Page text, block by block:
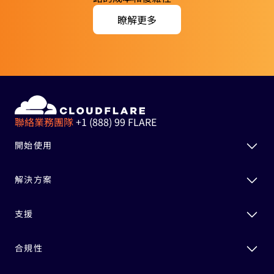
瞭解更多
聯絡業務團隊+1 (888) 99 FLARE
開始使用
解決方案
支援
合規性